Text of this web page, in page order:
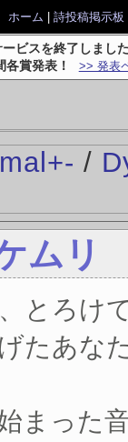
ホーム 詩投稿掲示板
ビスを終了しまし
賞発表！ >> 発表
+- /
ムリ
とろけ
たあな
まった